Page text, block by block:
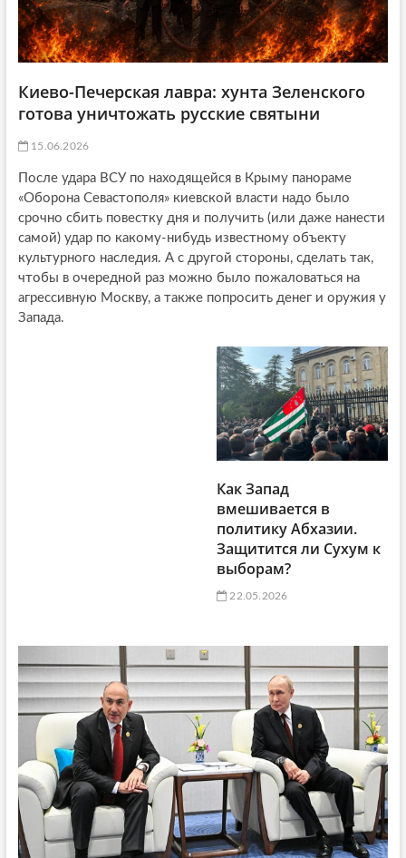
Киево-Печерская лавра: хунта Зеленского
готова уничтожать русские святыни
15.06.2026
После удара ВСУ по находящейся в Крыму панораме
«Оборона Севастополя» киевской власти надо было
срочно сбить повестку дня и получить (или даже нанести
самой) удар по какому-нибудь известному объекту
культурного наследия. А с другой стороны, сделать так,
чтобы в очередной раз можно было пожаловаться на
агрессивную Москву, а также попросить денег и оружия у
Запада.
Как Запад
вмешивается в
политику Абхазии.
Защитится ли Сухум к
выборам?
22.05.2026